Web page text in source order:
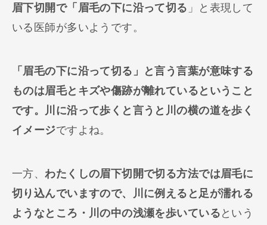
眉下切開で「眉毛の下に沿って切る 」と表現して
いる医師が多いようです。
「眉毛の下に沿って切る」と言う言葉が意味する
ものは眉毛とキズや傷跡が離れているということ
です。川に沿って歩くと言うと川の横の道を歩く
イメージですよね。
一方、 わたくしの眉下切開で切る方法では眉毛に
切り込んでいますので、川に例えると足が濡れる
ようなところ・川の中の浅瀬を歩いているという